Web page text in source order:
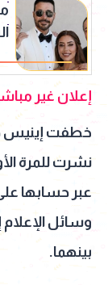
إعلان غير
نشرت للمرة
عبر حسابها
وسائل الإعلام
بينهما.